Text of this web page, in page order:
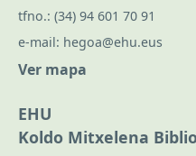
tfno.: (34) 94 601 70 91
e-mail: hegoa@ehu.eus
Ver mapa
EHU
Koldo Mitxelena